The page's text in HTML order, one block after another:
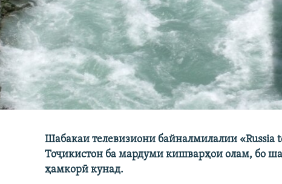
Шабакаи телевизиони байналмилалии
Тоҷикистон ба мардуми кишварҳои олам, бо
ҳамкорӣ кунад.